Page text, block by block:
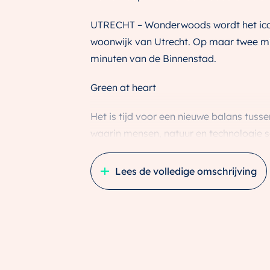
UTRECHT – Wonderwoods wordt het
woonwijk van Utrecht. Op maar twee
minuten van de Binnenstad.
Green at heart
Het is tijd voor een nieuwe balans
waarin mensen, natuur en technologie
hart van Utrecht komt Wonderwoods,
aspecten van het leven samen komen:
Lees de volledige omschrijving